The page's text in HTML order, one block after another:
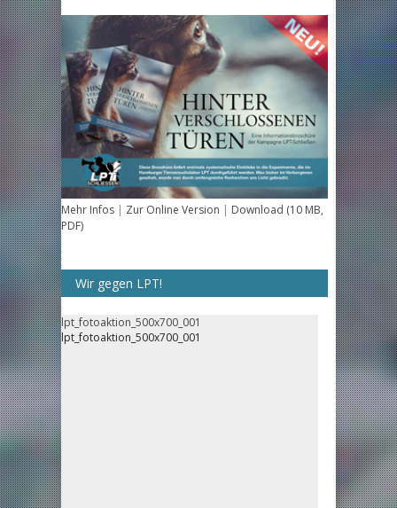
Mehr Infos | Zur Online Version | Download (10 MB,
PDF)
Wir gegen LPT!
lpt_fotoaktion_500x700_001
lpt_fotoaktion_500x700_001